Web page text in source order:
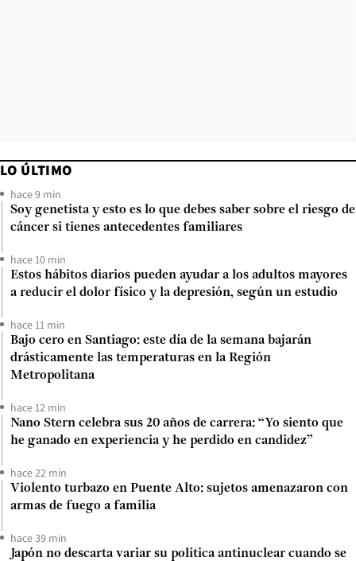
LO ÚLTIMO
hace 9 min
Soy genetista y esto es lo que debes saber sobre el riesgo de
cáncer si tienes antecedentes familiares
hace 10 min
Estos hábitos diarios pueden ayudar a los adultos mayores
a reducir el dolor físico y la depresión, según un estudio
hace 11 min
Bajo cero en Santiago: este día de la semana bajarán
drásticamente las temperaturas en la Región
Metropolitana
hace 12 min
Nano Stern celebra sus 20 años de carrera: “Yo siento que
he ganado en experiencia y he perdido en candidez”
hace 22 min
Violento turbazo en Puente Alto: sujetos amenazaron con
armas de fuego a familia
hace 39 min
Japón no descarta variar su política antinuclear cuando se